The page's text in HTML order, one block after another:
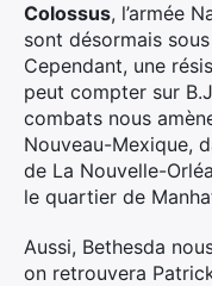
Colossus, l’armée
sont désormais
Cependant, une
peut compter sur
combats nous
Nouveau-Mexique,
de La Nouvelle-
le quartier de
Aussi, Bethesda
on retrouvera